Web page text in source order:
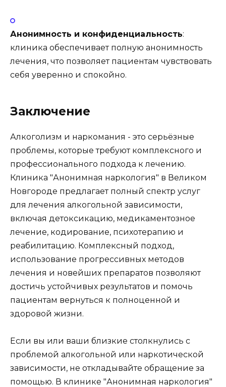
Анонимность и конфиденциальность:
клиника обеспечивает полную анонимность
лечения, что позволяет пациентам чувствовать
себя уверенно и спокойно.
Заключение
Алкоголизм и наркомания - это серьёзные
проблемы, которые требуют комплексного и
профессионального подхода к лечению.
Клиника "Анонимная наркология" в Великом
Новгороде предлагает полный спектр услуг
для лечения алкогольной зависимости,
включая детоксикацию, медикаментозное
лечение, кодирование, психотерапию и
реабилитацию. Комплексный подход,
использование прогрессивных методов
лечения и новейших препаратов позволяют
достичь устойчивых результатов и помочь
пациентам вернуться к полноценной и
здоровой жизни.
Если вы или ваши близкие столкнулись с
проблемой алкогольной или наркотической
зависимости, не откладывайте обращение за
помощью. В клинике "Анонимная наркология"